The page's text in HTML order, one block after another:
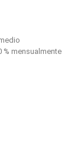
% mensualmente